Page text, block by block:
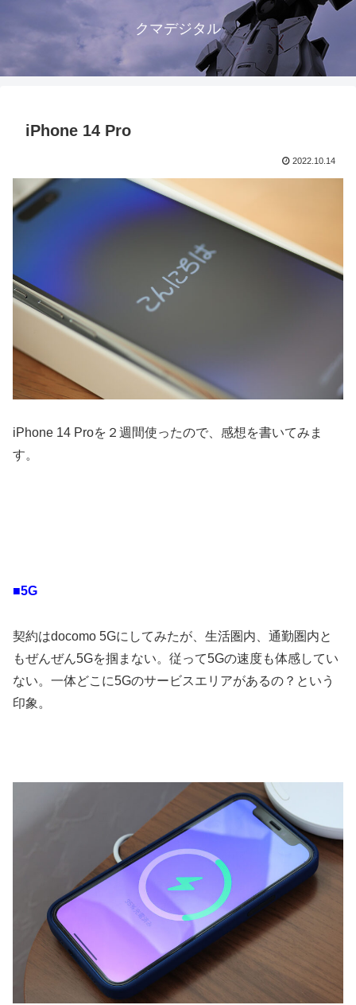
クマデジタル
iPhone 14 Pro
2022.10.14
iPhone 14 Proを２週間使ったので、感想を書いてみま
す。
■5G
契約はdocomo 5Gにしてみたが、生活圏内、通勤圏内と
もぜんぜん5Gを掴まない。従って5Gの速度も体感してい
ない。一体どこに5Gのサービスエリアがあるの？という
印象。